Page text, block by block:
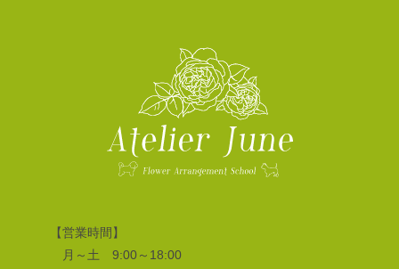
【営業時間】
月～土 9:00～18:00